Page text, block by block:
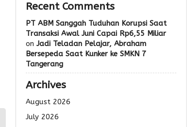
Recent Comments
PT ABM Sanggah Tuduhan Korupsi Saat
Transaksi Awal Juni Capai Rp6,55 Miliar
on Jadi Teladan Pelajar, Abraham
Bersepeda Saat Kunker ke SMKN 7
Tangerang
Archives
August 2026
July 2026